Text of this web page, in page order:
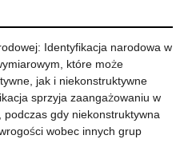
Identyfikacja narodowa w
które może
jak i niekonstruktywne
sprzyja zaangażowaniu w
podczas gdy niekonstruktywna
wobec innych grup